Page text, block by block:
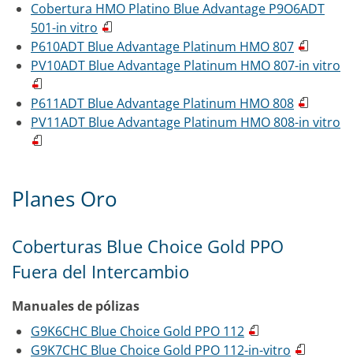
Cobertura HMO Platino Blue Advantage P9O6ADT
501-in vitro
P610ADT Blue Advantage Platinum HMO 807
PV10ADT Blue Advantage Platinum HMO 807-in vitro
P611ADT Blue Advantage Platinum HMO 808
PV11ADT Blue Advantage Platinum HMO 808-in vitro
Planes Oro
Coberturas Blue Choice Gold PPO
Fuera del Intercambio
Manuales de pólizas
G9K6CHC Blue Choice Gold PPO 112
G9K7CHC Blue Choice Gold PPO 112-in-vitro